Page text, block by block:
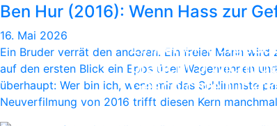
Ben Hur (2016): Wenn Hass zur
16. Mai 2026
Ein Bruder verrät den anderen. Ein freier Mann
auf den ersten Blick ein Epos über Wagenrennen
überhaupt: Wer bin ich, wenn mir das Schlimmste
Neuverfilmung von 2016 trifft diesen Kern
Jede Geschichte
Einheiten
braucht 5
Geschichte